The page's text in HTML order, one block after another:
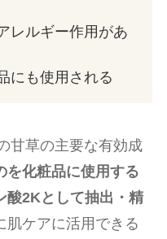
レルギー作用があ
にも使用される
甘草の主要な有効成
を化粧品に使用する
酸2Kとして抽出・精
肌ケアに活用できる